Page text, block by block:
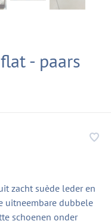
- paars
zacht suède leder en
uitneembare dubbele
schoenen onder